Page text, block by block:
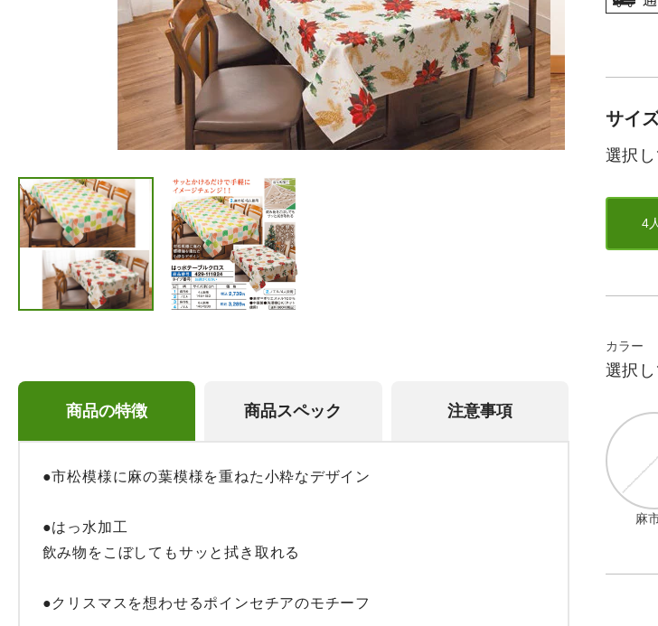
商品の特徴 商品スペック 注意事項
●市松模様に麻の葉模様を重ねた小粋なデザイン
●はっ水加工
飲み物をこぼしてもサッと拭き取れる
●クリスマスを想わせるポインセチアのモチーフ
サイ
選択
4
カラー
選択
麻